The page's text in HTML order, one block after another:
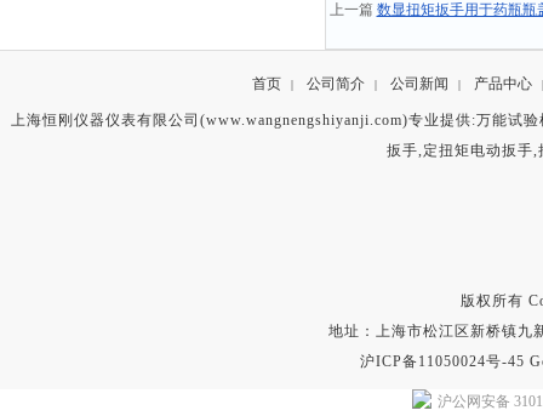
上一篇 数显扭矩扳手用于药瓶瓶
首页 | 公司简介 | 公司新闻 | 产品中心 |
上海恒刚仪器仪表有限公司(www.wangnengshiyanji.com)专业提供:万能试验
扳手, 定扭矩电动扳手,
版权所有
地址：上海市松江区新桥镇九
沪ICP备11050024号-45
沪公网安备